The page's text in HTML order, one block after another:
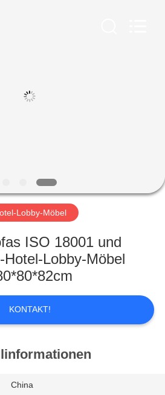
Lobby-Möbel
ISO 18001 und
Hotel-Lobby-Möbel
KONTAKT!
China